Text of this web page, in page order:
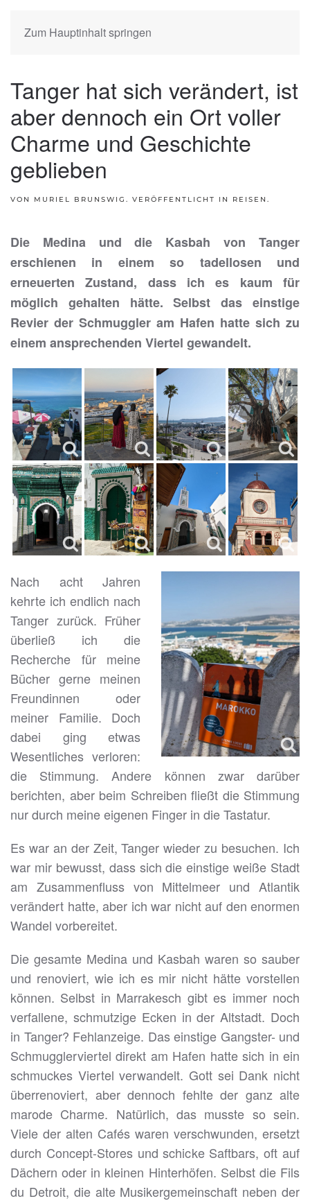
Zum Hauptinhalt springen
Tanger hat sich verändert, ist
aber dennoch ein Ort voller
Charme und Geschichte
geblieben
VON MURIEL BRUNSWIG. VERÖFFENTLICHT IN REISEN .
Die Medina und die Kasbah von Tanger
erschienen in einem so tadellosen und
erneuerten Zustand, dass ich es kaum für
möglich gehalten hätte. Selbst das einstige
Revier der Schmuggler am Hafen hatte sich zu
einem ansprechenden Viertel gewandelt.
Nach acht Jahren
kehrte ich endlich nach
Tanger zurück. Früher
überließ ich die
Recherche für meine
Bücher gerne meinen
Freundinnen oder
meiner Familie. Doch
dabei ging etwas
Wesentliches verloren:
die Stimmung. Andere können zwar darüber
berichten, aber beim Schreiben fließt die Stimmung
nur durch meine eigenen Finger in die Tastatur.
Es war an der Zeit, Tanger wieder zu besuchen. Ich
war mir bewusst, dass sich die einstige weiße Stadt
am Zusammenfluss von Mittelmeer und Atlantik
verändert hatte, aber ich war nicht auf den enormen
Wandel vorbereitet.
Die gesamte Medina und Kasbah waren so sauber
und renoviert, wie ich es mir nicht hätte vorstellen
können. Selbst in Marrakesch gibt es immer noch
verfallene, schmutzige Ecken in der Altstadt. Doch
in Tanger? Fehlanzeige. Das einstige Gangster- und
Schmugglerviertel direkt am Hafen hatte sich in ein
schmuckes Viertel verwandelt. Gott sei Dank nicht
überrenoviert, aber dennoch fehlte der ganz alte
marode Charme. Natürlich, das musste so sein.
Viele der alten Cafés waren verschwunden, ersetzt
durch Concept-Stores und schicke Saftbars, oft auf
Dächern oder in kleinen Hinterhöfen. Selbst die Fils
du Detroit, die alte Musikergemeinschaft neben der